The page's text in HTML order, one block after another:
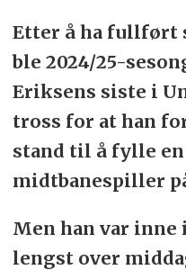
Etter å ha fullført
ble 2024/25-
Eriksens siste i
tross for at han
stand til å fylle
midtbanespiller
Men han var inne
lengst over